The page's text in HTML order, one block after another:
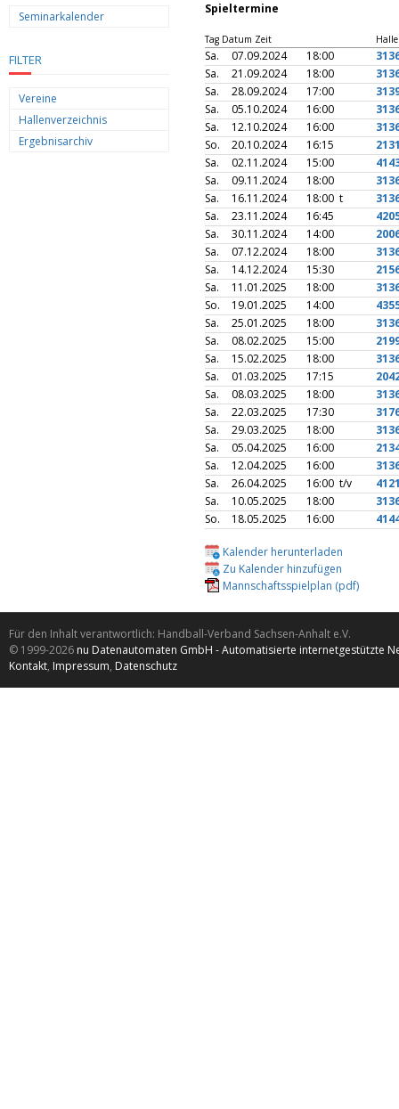
Seminarkalender
FILTER
Vereine
Hallenverzeichnis
Ergebnisarchiv
Spieltermine
Tag Datum Zeit Halle
Sa. 07.09.2024 18:00
Sa.
21.09.2024 18:00
Sa.
28.09.2024 17:00
Sa.
05.10.2024 16:00
Sa.
12.10.2024 16:00
So.
20.10.2024 16:15
Sa.
02.11.2024 15:00
Sa.
09.11.2024 18:00
Sa.
16.11.2024 18:00 t
Sa.
23.11.2024 16:45
Sa.
30.11.2024 14:00
Sa.
07.12.2024 18:00
Sa.
14.12.2024 15:30
Sa.
11.01.2025 18:00
So.
19.01.2025 14:00
Sa.
25.01.2025 18:00
Sa.
08.02.2025 15:00
Sa.
15.02.2025 18:00
Sa.
01.03.2025 17:15
Sa.
08.03.2025 18:00
Sa.
22.03.2025 17:30
Sa.
29.03.2025 18:00
Sa.
05.04.2025 16:00
Sa.
12.04.2025 16:00
Sa.
26.04.2025 16:00 t/v
Sa.
10.05.2025 18:00
So.
18.05.2025 16:00
Kalender herunterladen
Zu Kalender hinzufügen
Mannschaftsspielplan (pdf)
Für den Inhalt verantwortlich: Handball-Verband Sachsen-Anhalt e.V.
© 1999-2026 nu Datenautomaten GmbH - Automatisierte internetgestützte
Kontakt, Impressum, Datenschutz